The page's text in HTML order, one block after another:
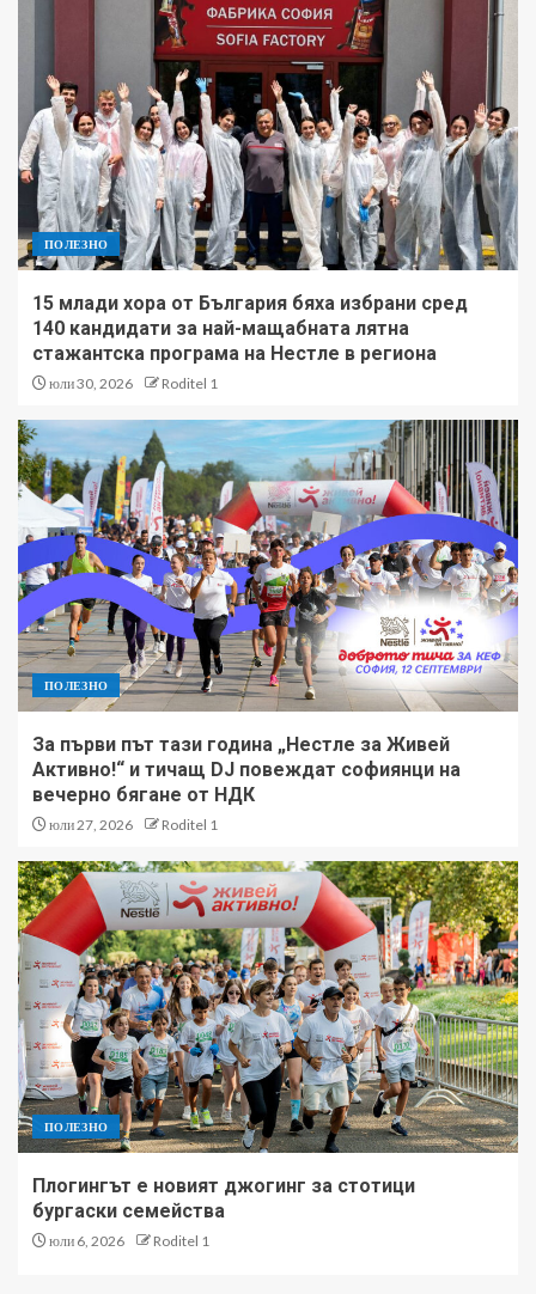
ПОЛЕЗНО
15 млади хора от България бяха избрани сред
140 кандидати за най-мащабната лятна
стажантска програма на Нестле в региона
юли 30, 2026 Roditel 1
ПОЛЕЗНО
За първи път тази година „Нестле за Живей
Активно!“ и тичащ DJ повеждат софиянци на
вечерно бягане от НДК
юли 27, 2026 Roditel 1
ПОЛЕЗНО
Плогингът е новият джогинг за стотици
бургаски семейства
юли 6, 2026 Roditel 1